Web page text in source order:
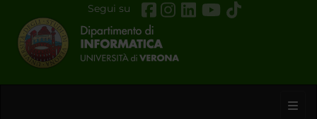
Segui su